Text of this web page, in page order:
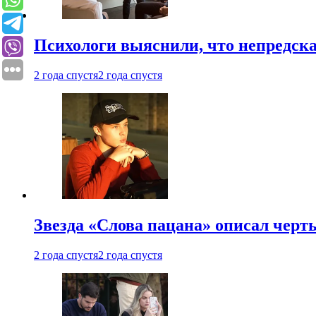
Психологи выяснили, что
2 года спустя2 года спустя
Звезда «Слова пацана» описал
2 года спустя2 года спустя